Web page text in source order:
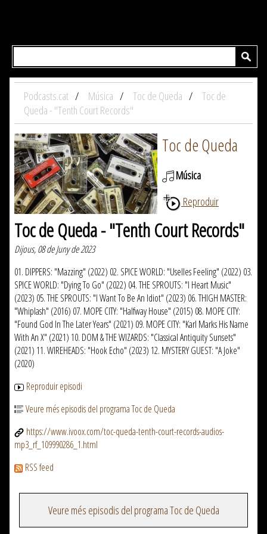
Podcasts.cat Música Toc de Queda
Toc de
Queda - "Tenth Court Records"
Toc de Queda
Música
Reproduir
Toc de Queda - "Tenth Court Records"
Dijous, 08 de Juny de 2023
01. DIPPERS: "Mazzing" (2022) 02. SPICE WORLD: "Uselles Feeling" (2022) 03.
SPICE WORLD: "Dying To Go" (2022) 04. THE SPROUTS: "I Heart Music"
(2023) 05. THE SPROUTS: "I Want To Be An Idiot" (2023) 06. THIGH MASTER:
"Whiplash" (2016) 07. MOPE CITY: "Halfway House" (2015) 08. MOPE CITY:
"Found God In The Later Years" (2021) 09. MOPE CITY: "Karl Marks His Name
With An X" (2021) 10. DOM & THE WIZARDS: "Classical Antiquity Sunsets"
(2021) 11. WIREHEADS: "Hook Echo" (2023) 12. MYSTERY GUEST: "A Joke"
(2020)
Reproduir episodi
Veure més episodis del programa Toc de Queda
https://www.ivoox.com/toc-queda-tenth-court-records-audios-
mp3_rf_109990286_1.html
RSS feed
Veure més episodis del programa Toc de Queda